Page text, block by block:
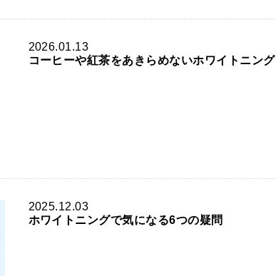
2026.01.13
コーヒーや紅茶をあきらめないホワイトニング
2025.12.03
ホワイトニングで気になる6つの疑問